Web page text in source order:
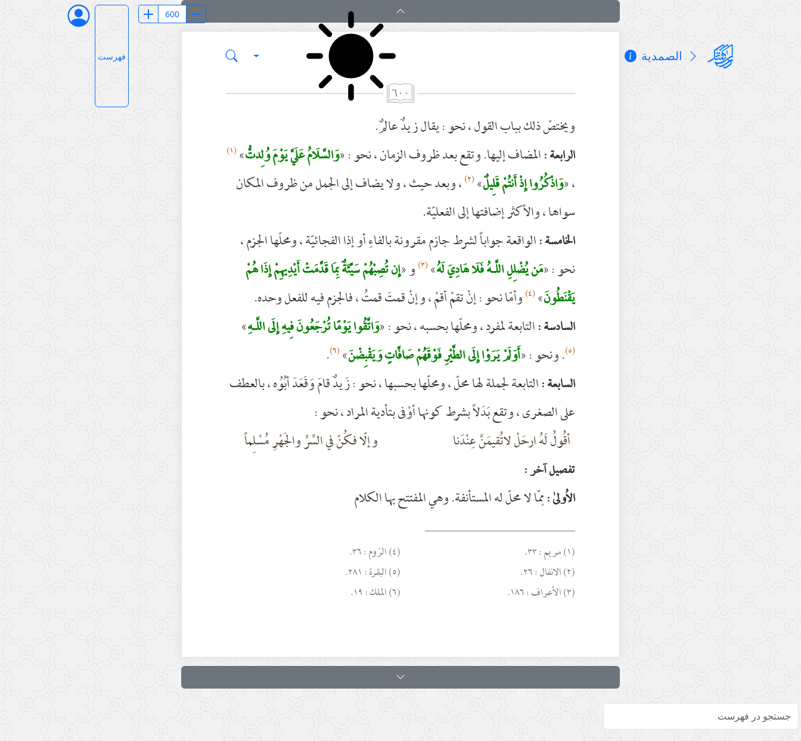
الصمدیة فهرست
٦٠٠
ويختصّ ذلك بباب القول ، نحو : يقال زيدٌ عالمٌ.
الرابعة :المضاف إليها. وتقع بعد ظروف الزمان ، نحو : «وَالسَّلَامُ عَلَيَّ يَوْمَ وُلِدتُّ»(١)
، «وَاذْكُرُوا إِذْ أَنتُمْ قَلِيلٌ»(٢) ، وبعد حيث ، ولا يضاف إلى الجمل من ظروف المكان
سواها ، والأكثر إضافتها إلى الفعليّة.
الخامسة :الواقعة جواباً لشرط جازم مقرونة بالفاءِ أو إذا الفجائيّة ، ومحلّها الجزم ،
نحو : «مَن يُضْلِلِ اللَّـهُ فَلَا هَادِيَ لَهُ»(٣) و «إِن تُصِبْهُمْ سَيِّئَةٌ بِمَا قَدَّمَتْ أَيْدِيهِمْ إِذَا هُمْ
يَقْنَطُونَ»(٤) وأمّا نحو : إنْ تقمْ أقمْ ، وإنْ قمتَ قمتُ ، فالجزم فيه للفعل وحده.
السادسة :التابعة لمفرد ، ومحلّها بحسبه ، نحو : «وَاتَّقُوا يَوْمًا تُرْجَعُونَ فِيهِ إِلَى اللَّـهِ»
(٥) . ونحو : «أَوَلَمْ يَرَوْا إِلَى الطَّيْرِ فَوْقَهُمْ صَافَّاتٍ وَيَقْبِضْنَ»(٦) .
السابعة :التابعة لجملة لها محلّ ، ومحلّها بحسبها ، نحو : زَيدٌ قامَ وَقَعَدَ أبُوُه ، بالعطف
على الصغرى ، وتقع بَدَلاً بشرط كونها أوْفى بتأدية المراد ، نحو :
أقُولُ لَهُ ارحَلْ لاتُقيمَنَّ عِنْدَنا
وإلّا فكُنْ في السِّرِّ والجَهْرِ مُسْلِماً
تفصيل آخر :
الاُولىٰ :مِمّا لا محلّ له المستأنفة. وهي المفتتح بها الكلام
____________________________
(١) مريم : ٣٣.
(٤) الرّوم : ٣٦.
(٢) الانفال : ٢٦.
(٥) البقرة : ٢٨١.
(٣) الأعراف : ١٨٦.
(٦) الملك : ١٩.